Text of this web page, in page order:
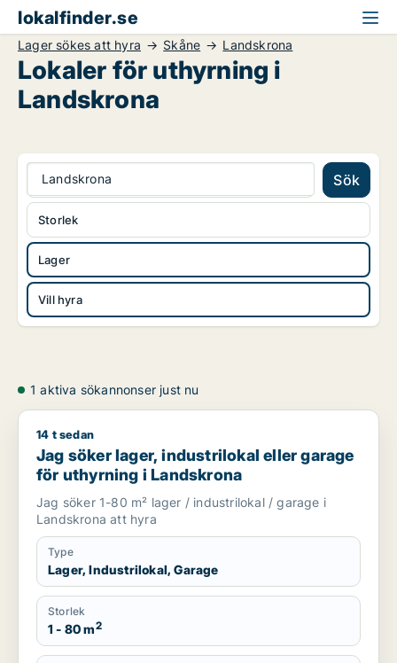
lokalfinder.se
Lager sökes att hyra Skåne Landskrona
Lokaler för uthyrning i
Landskrona
Landskrona Sök
Lager
Vill hyra
Storlek
1 aktiva sökannonser just nu
Jag söker lager, industrilokal eller garage för uthyrning i
14 t sedan
Jag söker lager, industrilokal eller garage
för uthyrning i Landskrona
Jag söker 1-80 m² lager / industrilokal / garage i
Landskrona att hyra
Type
Lager, Industrilokal, Garage
Storlek
1 - 80 m2